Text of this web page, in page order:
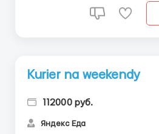
Kurier na weekendy
112000 руб.
Яндекс Eда